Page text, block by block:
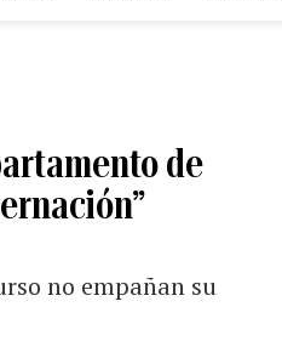
de
no empañan su